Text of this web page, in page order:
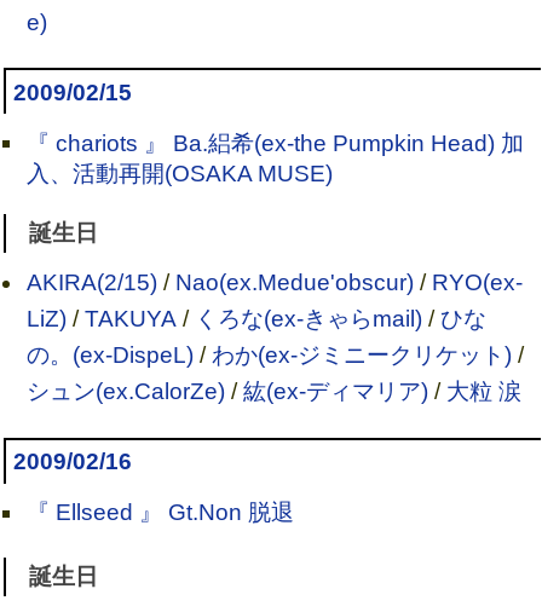
e)
2009/02/15
『 chariots 』 Ba.絽希(ex-the Pumpkin Head) 加
入、活動再開(OSAKA MUSE)
誕生日
AKIRA(2/15)/ Nao(ex.Medue'obscur)/ RYO(ex-
LiZ)/TAKUYA/ くろな(ex-きゃらmail)/ ひな
の。(ex-DispeL)/わか(ex-ジミニークリケット)/
シュン(ex.CalorZe)/紘(ex-ディマリア)/ 大粒 涙
2009/02/16
『 Ellseed 』 Gt.Non 脱退
誕生日